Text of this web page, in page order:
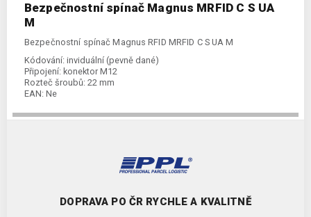
Bezpečnostní spínač Magnus MRFID C S UA
M
Bezpečnostní spínač Magnus RFID MRFID C S UA M
Kódování: inviduální (pevně dané)
Připojení: konektor M12
Rozteč šroubů: 22 mm
EAN: Ne
DOPRAVA PO ČR RYCHLE A KVALITNĚ